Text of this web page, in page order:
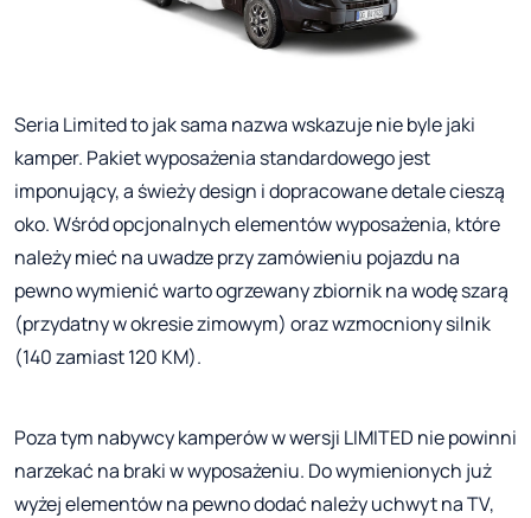
Seria Limited to jak sama nazwa wskazuje nie byle jaki
kamper. Pakiet wyposażenia standardowego jest
imponujący, a świeży design i dopracowane detale cieszą
oko. Wśród opcjonalnych elementów wyposażenia, które
należy mieć na uwadze przy zamówieniu pojazdu na
pewno wymienić warto ogrzewany zbiornik na wodę szarą
(przydatny w okresie zimowym) oraz wzmocniony silnik
(140 zamiast 120 KM).
Poza tym nabywcy kamperów w wersji LIMITED nie powinni
narzekać na braki w wyposażeniu. Do wymienionych już
wyżej elementów na pewno dodać należy uchwyt na TV,